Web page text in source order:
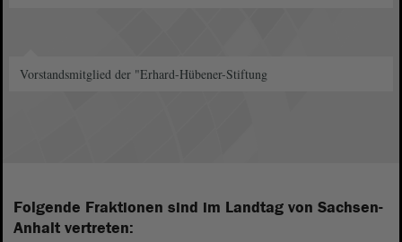
Vorstandsmitglied der "Erhard-Hübener-Stiftung
Folgende Fraktionen sind im Landtag von Sachsen-
Anhalt vertreten: